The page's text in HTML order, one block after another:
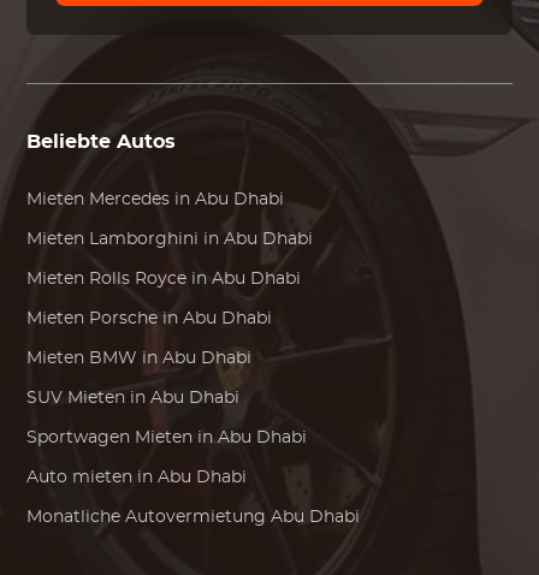
Beliebte Autos
Mieten Mercedes in Abu Dhabi
Mieten Lamborghini in Abu Dhabi
Mieten Rolls Royce in Abu Dhabi
Mieten Porsche in Abu Dhabi
Mieten BMW in Abu Dhabi
SUV Mieten in Abu Dhabi
Sportwagen Mieten in Abu Dhabi
Auto mieten in Abu Dhabi
Monatliche Autovermietung Abu Dhabi